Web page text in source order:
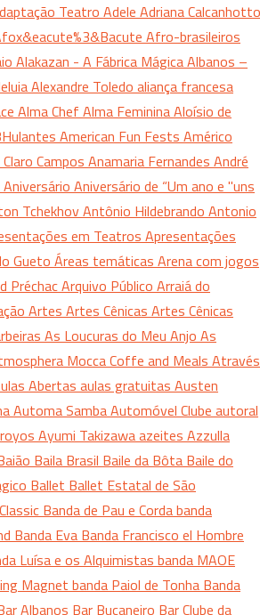
Teatro Adele Adriana Calcanhotto
Afro-brasileiros
Alakazan - A Fábrica MágicaAlbanos –
Alexandre Toledo aliança francesa
Alma Chef Alma FemininaAloísio de
American Fun Fests Américo
Campos Anamaria Fernandes André
Aniversário Aniversário de “Um ano e "uns
TchekhovAntônio Hildebrando Antonio
em Teatros Apresentações
Gueto Áreas temáticas Arena com jogos
PréchacArquivo Público Arraiá do
Artes Artes Cênicas Artes Cênicas
As Loucuras do Meu Anjo As
Mocca Coffe and Meals Através
Abertas aulas gratuitas Austen
Automa SambaAutomóvel Clube autoral
Ayumi Takizawaazeites Azzulla
Baila Brasil Baile da Bôta Baile do
Ballet Ballet Estatal de São
Banda de Pau e Cordabanda
Banda Eva Banda Francisco el Hombre
Luísa e os Alquimistas banda MAOE
Magnet banda Paiol de Tonha Banda
Albanos Bar Bucaneiro Bar Clube da